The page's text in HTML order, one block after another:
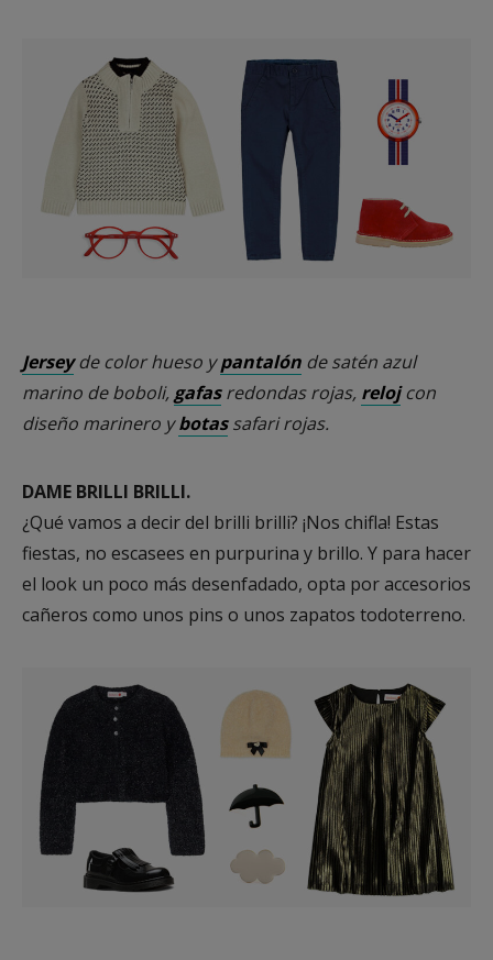
Jerseyde color hueso ypantalón de satén azul
marino de boboli, gafasredondas rojas, relojcon
diseño marinero ybotassafari rojas.
DAME BRILLI BRILLI.
¿Qué vamos a decir del brilli brilli? ¡Nos chifla! Estas
fiestas, no escasees en purpurina y brillo. Y para hacer
el look un poco más desenfadado, opta por accesorios
cañeros como unos pins o unos zapatos todoterreno.